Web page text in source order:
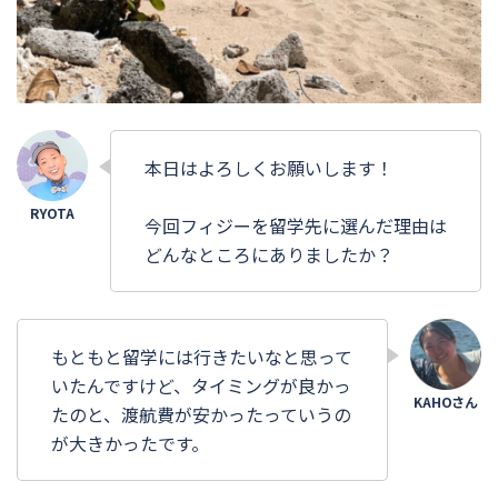
本日はよろしくお願いします！
今回フィジーを留学先に選んだ理由は
どんなところにありましたか？
もともと留学には行きたいなと思って
いたんですけど、タイミングが良かっ
たのと、渡航費が安かったっていうの
が大きかったです。